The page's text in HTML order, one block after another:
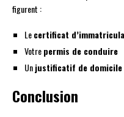
figurent :
Lecertificat
Votrepermis de conduire
Unjustificatif de domicile
Conclusion